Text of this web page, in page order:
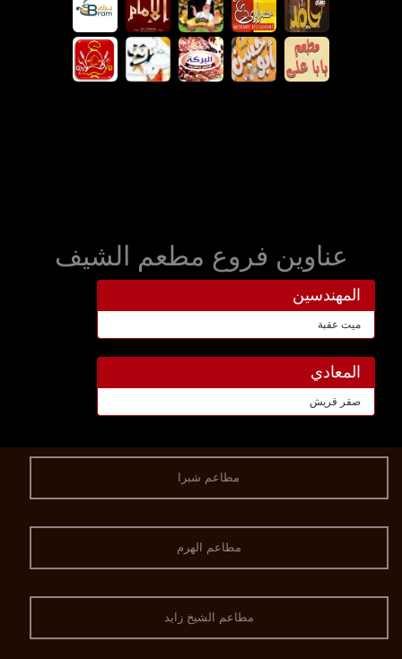
عناوين فروع مطعم الشيف
المهندسين
ميت عقبة
المعادي
صقر قريش
مطاعم شبرا
مطاعم الهرم
مطاعم الشيخ زايد